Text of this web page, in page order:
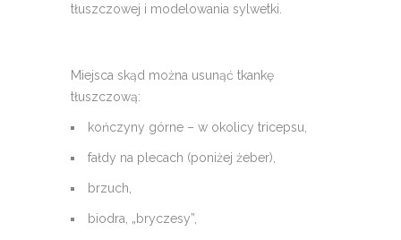
tłuszczowej i modelowania sylwetki.
Miejsca skąd można usunąć tkankę
tłuszczową:
kończyny górne – w okolicy tricepsu,
fałdy na plecach (poniżej żeber),
brzuch,
biodra, „bryczesy”,